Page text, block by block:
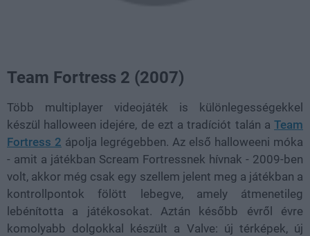
Team Fortress 2 (2007)
Több multiplayer videojáték is különlegességekkel
készül halloween idejére, de ezt a tradíciót talán a Team
Fortress 2 ápolja legrégebben. Az első halloweeni móka
- amit a játékban Scream Fortressnek hívnak - 2009-ben
volt, akkor még csak egy szellem jelent meg a játékban a
kontrollpontok fölött lebegve, amely átmenetileg
lebénította a játékosokat. Aztán később évről évre
komolyabb dolgokkal készült a Valve: új térképek, új